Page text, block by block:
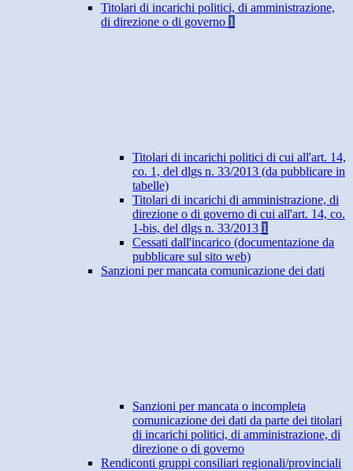
Titolari di incarichi politici, di amministrazione,
di direzione o di governo 1
Titolari di incarichi politici di cui all'art. 14,
co. 1, del dlgs n. 33/2013 (da pubblicare in
tabelle)
Titolari di incarichi di amministrazione, di
direzione o di governo di cui all'art. 14, co.
1-bis, del dlgs n. 33/2013 1
Cessati dall'incarico (documentazione da
pubblicare sul sito web)
Sanzioni per mancata comunicazione dei dati
Sanzioni per mancata o incompleta
comunicazione dei dati da parte dei titolari
di incarichi politici, di amministrazione, di
direzione o di governo
Rendiconti gruppi consiliari regionali/provinciali